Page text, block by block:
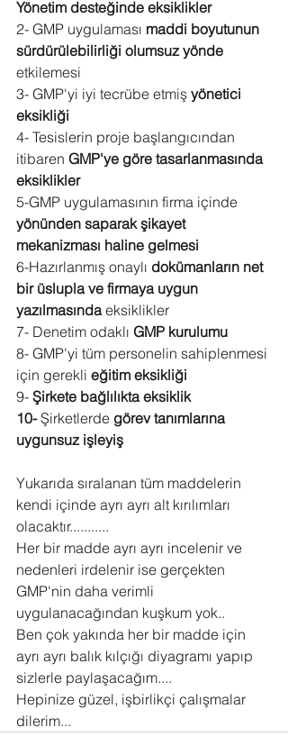
Yönetim desteğinde eksiklikler
2- GMP uygulaması maddi boyutunun
sürdürülebilirliği olumsuz yönde
etkilemesi
3- GMP'yi iyi tecrübe etmiş yönetici
eksikliği
4- Tesislerin proje başlangıcından
itibaren GMP'ye göre tasarlanmasında
eksiklikler
5-GMP uygulamasının firma içinde
yönünden saparak şikayet
mekanizması haline gelmesi
6-Hazırlanmış onaylı dokümanların net
bir üslupla ve firmaya uygun
yazılmasında eksiklikler
7- Denetim odaklı GMP kurulumu
8- GMP'yi tüm personelin sahiplenmesi
için gerekli eğitim eksikliği
9- Şirkete bağlılıkta eksiklik
10- Şirketlerde görev tanımlarına
uygunsuz işleyiş
Yukarıda sıralanan tüm maddelerin
kendi içinde ayrı ayrı alt kırılımları
olacaktır...........
Her bir madde ayrı ayrı incelenir ve
nedenleri irdelenir ise gerçekten
GMP'nin daha verimli
uygulanacağından kuşkum yok..
Ben çok yakında her bir madde için
ayrı ayrı balık kılçığı diyagramı yapıp
sizlerle paylaşacağım....
Hepinize güzel, işbirlikçi çalışmalar
dilerim...